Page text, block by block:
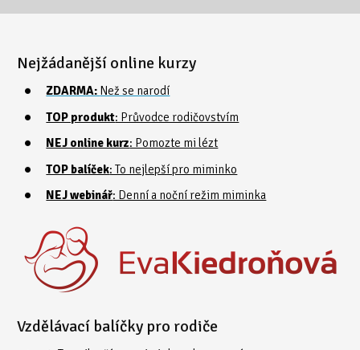
Nejžádanější online kurzy
ZDARMA: Než se narodí
TOP produkt: Průvodce rodičovstvím
NEJ online kurz: Pomozte mi lézt
TOP balíček: To nejlepší pro miminko
NEJ webinář: Denní a noční režim miminka
Vzdělávací balíčky pro rodiče